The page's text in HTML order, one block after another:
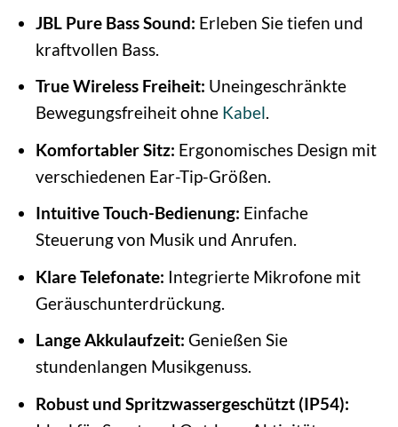
JBL Pure Bass Sound: Erleben Sie tiefen und
kraftvollen Bass.
True Wireless Freiheit: Uneingeschränkte
Bewegungsfreiheit ohne Kabel.
Komfortabler Sitz: Ergonomisches Design mit
verschiedenen Ear-Tip-Größen.
Intuitive Touch-Bedienung: Einfache
Steuerung von Musik und Anrufen.
Klare Telefonate: Integrierte Mikrofone mit
Geräuschunterdrückung.
Lange Akkulaufzeit: Genießen Sie
stundenlangen Musikgenuss.
Robust und Spritzwassergeschützt (IP54):